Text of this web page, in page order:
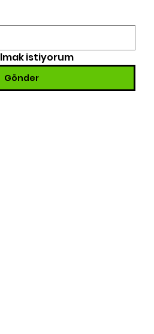
istiyorum
Gönder